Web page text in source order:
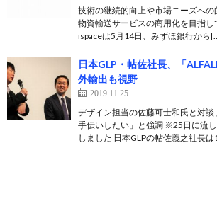
技術の継続的向上や市場ニーズへ
物資輸送サービスの商用化を目指
ispaceは5月14日、みずほ銀行から
日本GLP・帖佐社長、「
外輸出も視野
2019.11.25
デザイン担当の佐藤可士和氏と対
手伝いしたい」と強調 ※25日に流
しました 日本GLPの帖佐義之社長